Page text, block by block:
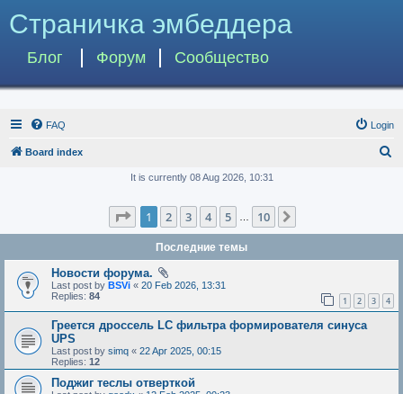
Страничка эмбеддера
Блог Форум Сообщество
FAQ Login
Board index
c
h
It is currently 08 Aug 2026, 10:31
Page 1of 10
1 2 3 4 5 10
Последние темы
Новости форума.
Last post by BSVi « 20 Feb 2026, 13:31
Replies: 84 1 2 3 4
Греется дроссель LC фильтра формирователя синуса
UPS
Last post by simq « 22 Apr 2025, 00:15
Replies: 12
Поджиг теслы отверткой